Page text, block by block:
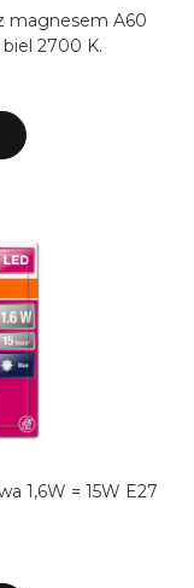
magnesem A60
biel 2700 K.
1,6W = 15W E27